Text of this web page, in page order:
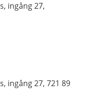
ingång 27,
ingång 27, 721 89